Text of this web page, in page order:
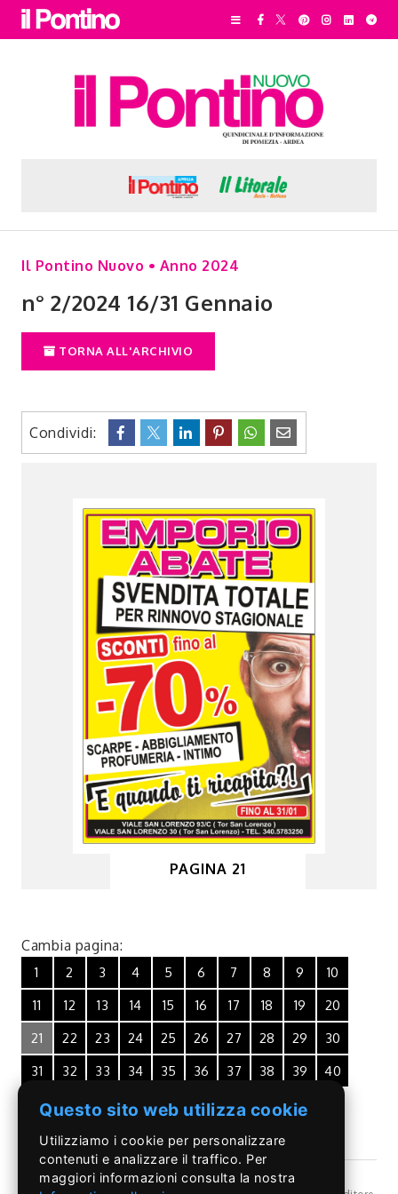
Il Pontino Nuovo • Anno 2024
n° 2/2024 16/31 Gennaio
TORNA ALL'ARCHIVIO
Condividi:
PAGINA 21
Cambia pagina:
1 2 3 4 5 6 7 8 9
10
11
12 13 14 15 16 17 18 19
20
21
22 23 24 25 26 27 28 29
30
31
32 33 34 35 36 37 38 39 40
Questo sito web utilizza cookie
Utilizziamo i cookie per personalizzare
contenuti e analizzare il traffico. Per
maggiori informazioni consulta la nostra